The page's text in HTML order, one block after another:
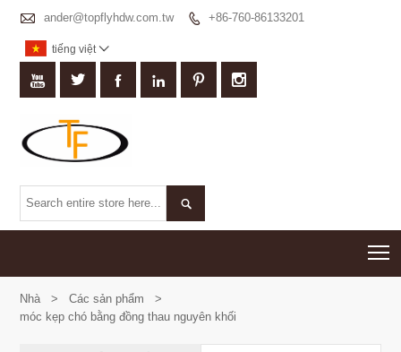
 ander@topflyhdw.com.tw  +86-760-86133201
tiếng việt 
     

Nhà > Các sản phẩm
>
móc kẹp chó bằng đồng thau nguyên khối